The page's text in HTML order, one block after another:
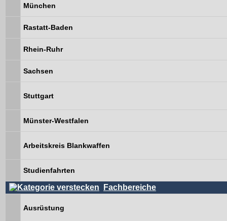
München
Rastatt-Baden
Rhein-Ruhr
Sachsen
Stuttgart
Münster-Westfalen
Arbeitskreis Blankwaffen
Studienfahrten
Fachbereiche
Ausrüstung